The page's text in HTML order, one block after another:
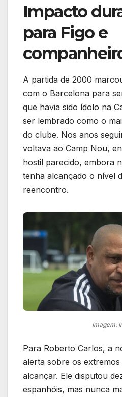
Impacto
para Figo e
A partida de 2000
com o Barcelona para
que havia sido ídolo na
ser lembrado como o
do clube. Nos anos
voltava ao Camp Nou,
hostil parecido, embora
tenha alcançado o nível
reencontro.
Imagem:
Para Roberto Carlos, a
alerta sobre os
alcançar. Ele disputou
espanhóis, mas nunca